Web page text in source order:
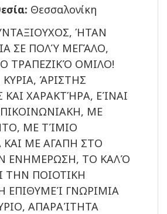
Θεσσαλονίκη
ΉΤΑΝ
ΣΕ ΠΟΛΎ ΜΕΓΆΛΟ,
ΤΡΑΠΕΖΙΚΌ ΟΜΙΛΟ!
ΚΥΡΙΑ, ΆΡΙΣΤΗΣ
ΧΑΡΑΚΤΉΡΑ, ΕΊΝΑΙ
ΜΕ
ΜΕ ΤΊΜΙΟ
ΜΕ ΑΓΑΠΗ ΣΤΟ
ΕΝΗΜΕΡΩΣΗ, ΤΟ ΚΑΛΌ
ΤΗΝ ΠΟΙΟΤΙΚΗ
ΕΠΙΘΥΜΕΊ ΓΝΩΡΙΜΙΑ
ΑΠΑΡΑΊΤΗΤΑ